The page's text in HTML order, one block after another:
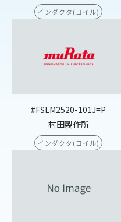
インダクタ(コイル)
#FSLM2520-101J=P
村田製作所
インダクタ(コイル)